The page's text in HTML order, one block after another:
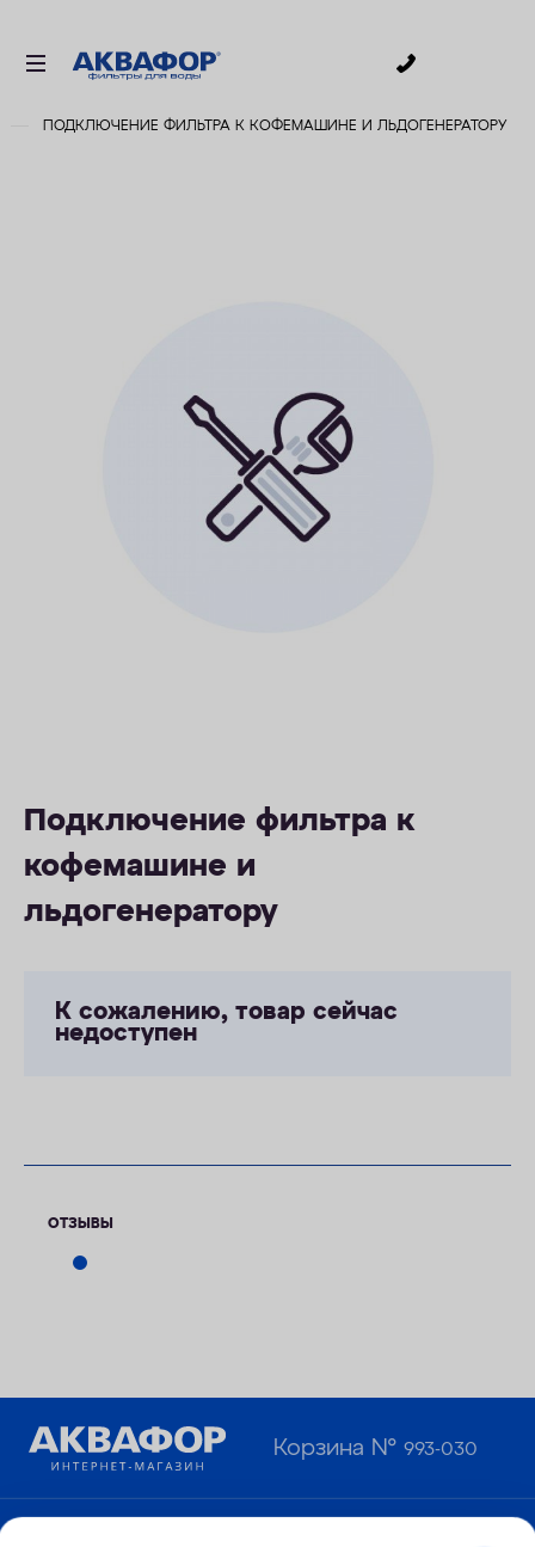
ПОДКЛЮЧЕНИЕ ФИЛЬТРА К КОФЕМАШИНЕ И ЛЬДОГЕНЕРАТОРУ
Подключение фильтра к
кофемашине и
льдогенератору
К сожалению, товар сейчас
недоступен
ОТЗЫВЫ
Корзина №993-030